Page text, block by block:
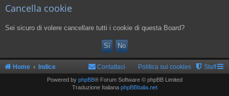
Cancella cookie
Sei sicuro di volere cancellare tutti i cookie di questa Board?
Home Indice Staff
Politica sui cookies
Contattaci
Powered by phpBB® Forum Software © phpBB Limited
Traduzione Italiana phpBBItalia.net